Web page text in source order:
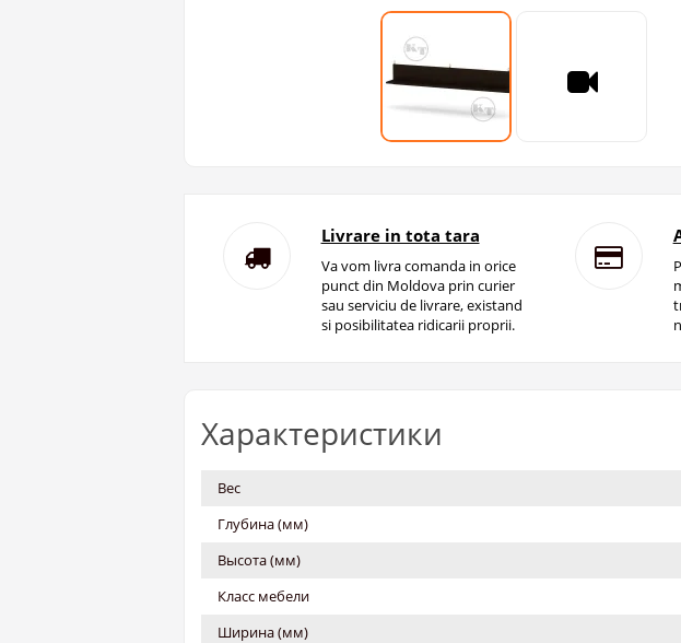
Livrare in tota tara
Va vom livra comanda in orice
punct din Moldova prin curier
sau serviciu de livrare, existand
si posibilitatea ridicarii proprii.
Характеристики
Вес
Глубина (мм)
Высота (мм)
Класс мебели
Ширина (мм)